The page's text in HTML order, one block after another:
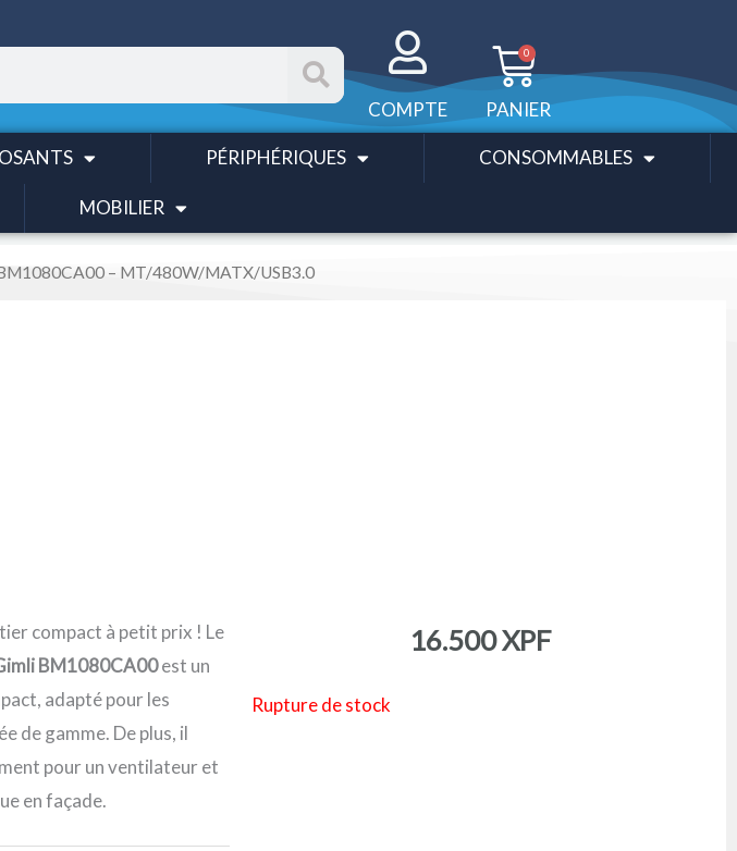
COMPTE
0
Panier
PANIER
PÉRIPHÉRIQUES CONSOMMABLES
MOBILIER
– MT/480W/MATX/USB3.0
compact à petit prix ! Le
BM1080CA00est un
adapté pour les
de gamme. De plus, il
pour un ventilateur et
en façade.
16.500XPF
Rupture de stock